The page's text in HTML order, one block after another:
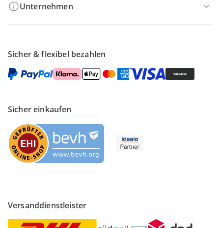
Unternehmen
Sicher & flexibel bezahlen
Sicher einkaufen
Versanddienstleister